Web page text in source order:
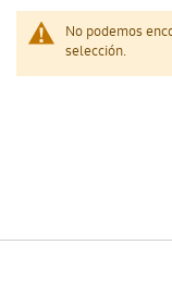
No podemos
selección.